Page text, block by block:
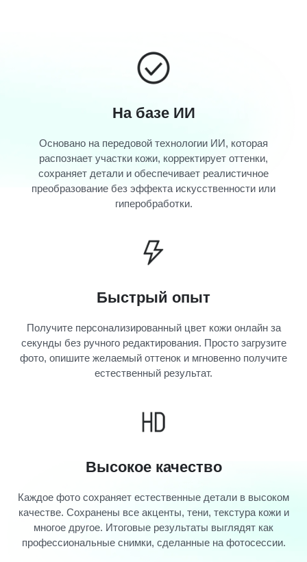
На базе ИИ
Основано на передовой технологии ИИ, которая
распознает участки кожи, корректирует оттенки,
сохраняет детали и обеспечивает реалистичное
преобразование без эффекта искусственности или
гиперобработки.
Быстрый опыт
Получите персонализированный цвет кожи онлайн за
секунды без ручного редактирования. Просто загрузите
фото, опишите желаемый оттенок и мгновенно получите
естественный результат.
Высокое качество
Каждое фото сохраняет естественные детали в высоком
качестве. Сохранены все акценты, тени, текстура кожи и
многое другое. Итоговые результаты выглядят как
профессиональные снимки, сделанные на фотосессии.